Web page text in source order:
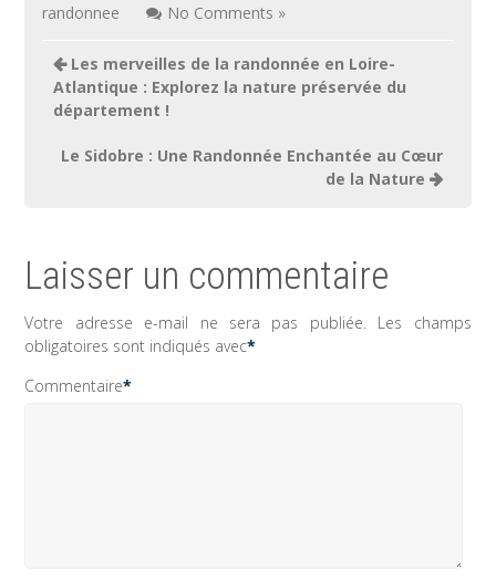
randonnee
No Comments »
Navigation
de
l’article
Les merveilles de la randonnée en Loire-
Atlantique : Explorez la nature préservée du
département !
Le Sidobre : Une Randonnée Enchantée au Cœur
de la Nature
Laisser un commentaire
Votre adresse e-mail ne sera pas publiée. Les champs
obligatoires sont indiqués avec*
Commentaire*